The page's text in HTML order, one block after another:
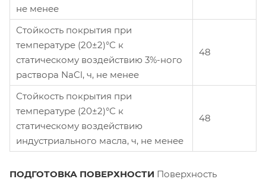
не менее
Стойкость покрытия при
температуре (20±2)°С к
статическому воздействию 3%-ного
раствора NaCl, ч, не менее
48
Стойкость покрытия при
температуре (20±2)°С к
статическому воздействию
индустриального масла, ч, не менее
48
ПОДГОТОВКА ПОВЕРХНОСТИ Поверхность